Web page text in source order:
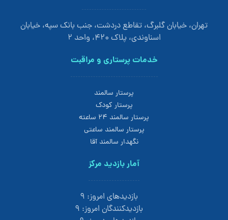
تهران، خیابان گلبرگ، تقاطع دردشت، جنب بانک سپه، خیابان
اسناوندی، پلاک 420، واحد 2
خدمات پرستاری و مراقبت
پرستار سالمند
پرستار کودک
پرستار سالمند 24 ساعته
پرستار سالمند ساعتی
نگهدار سالمند آقا
آمار بازدید مرکز
بازدیدهای امروز: ۹
بازدیدکنندگان امروز: ۹